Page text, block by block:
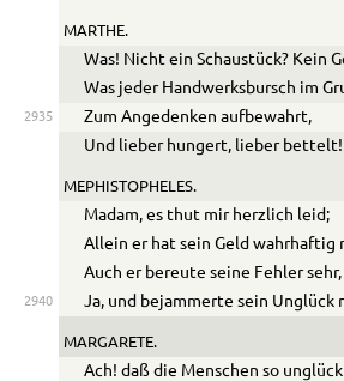
MARTHE.
Was! Nicht ein Schaustück? Kein
Was jeder Handwerksbursch im
2935
Zum Angedenken aufbewahrt,
Und lieber hungert, lieber bettelt!
MEPHISTOPHELES.
Madam, es thut mir herzlich leid;
Allein er hat sein Geld
Auch er bereute seine Fehler sehr,
2940 Ja, und bejammerte sein Unglück
MARGARETE.
Ach! daß die Menschen so